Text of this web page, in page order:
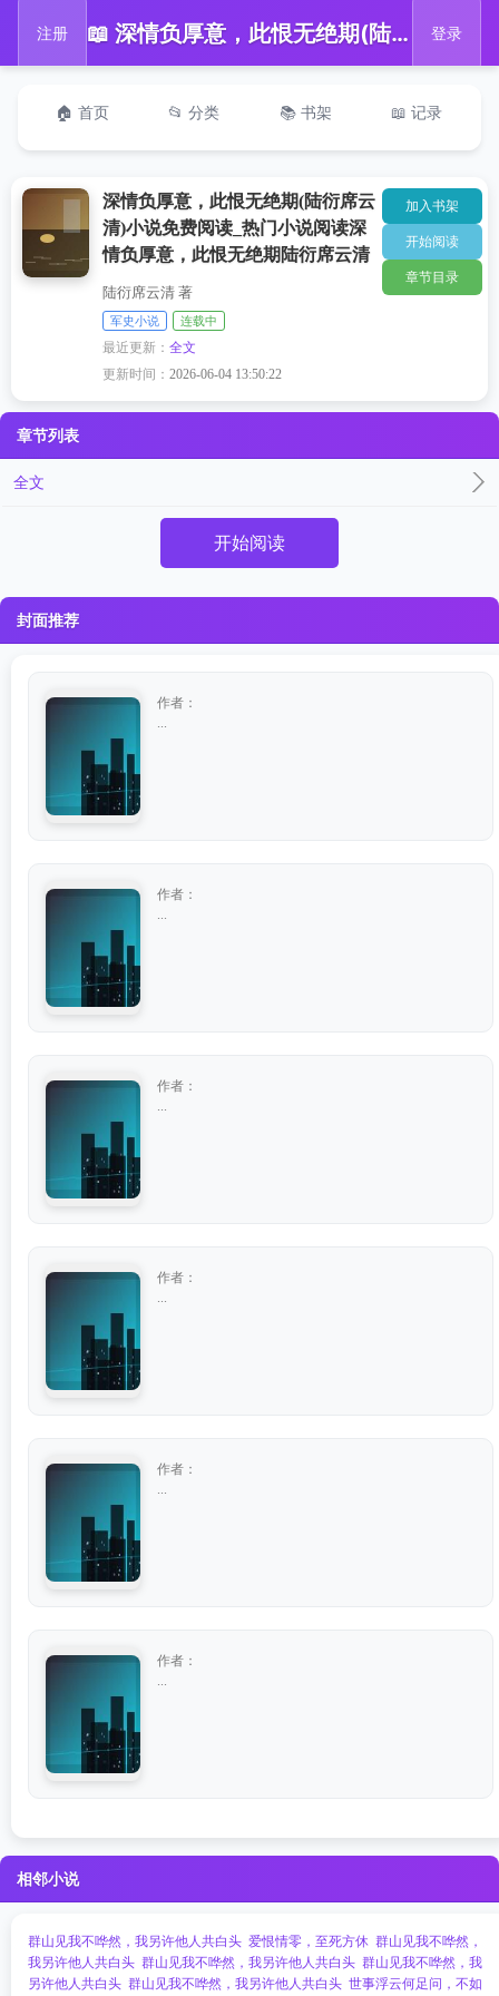
注册 📖 深情负厚意，此恨无绝期(陆衍席云清)小说免费阅读_热门小说阅读深情负厚意，此恨无绝期陆衍席云清 登录
🏠 首页 📂 分类 📚 书架 📖 记录
深情负厚意，此恨无绝期(陆衍席云
清)小说免费阅读_热门小说阅读深
情负厚意，此恨无绝期陆衍席云清
陆衍席云清 著
军史小说 连载中
最近更新：全文
更新时间：2026-06-04 13:50:22
加入书架
开始阅读
章节目录
章节列表
全文
开始阅读
封面推荐
作者：
作者：
作者：
作者：
作者：
作者：
相邻小说
群山见我不哗然，我另许他人共白头 爱恨情零，至死方休 群山见我不哗然，
我另许他人共白头 群山见我不哗然，我另许他人共白头 群山见我不哗然，我
另许他人共白头 群山见我不哗然，我另许他人共白头 世事浮云何足问，不如